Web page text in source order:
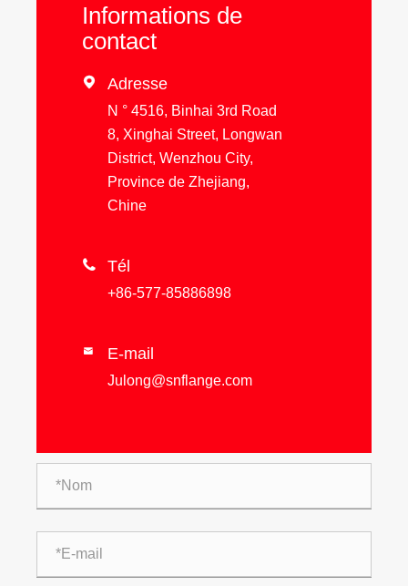
Informations de
contact
 Adresse
N ° 4516, Binhai 3rd Road
8, Xinghai Street, Longwan
District, Wenzhou City,
Province de Zhejiang,
Chine
 Tél
+86-577-85886898
 E-mail
Julong@snflange.com